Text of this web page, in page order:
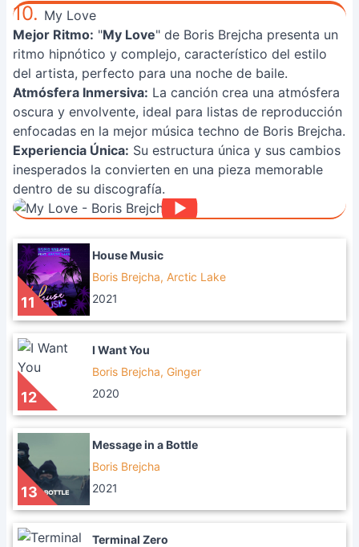
10. My Love
Mejor Ritmo: "My Love" de Boris Brejcha presenta un
ritmo hipnótico y complejo, característico del estilo
del artista, perfecto para una noche de baile.
Atmósfera Inmersiva: La canción crea una atmósfera
oscura y envolvente, ideal para listas de reproducción
enfocadas en la mejor música techno de Boris Brejcha.
Experiencia Única: Su estructura única y sus cambios
inesperados la convierten en una pieza memorable
dentro de su discografía.
11
House Music
Boris Brejcha, Arctic Lake
2021
12
I Want You
Boris Brejcha, Ginger
2020
13
Message in a Bottle
Boris Brejcha
2021
Terminal Zero